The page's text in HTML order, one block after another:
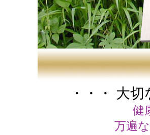
・・・ 大
健
万遍